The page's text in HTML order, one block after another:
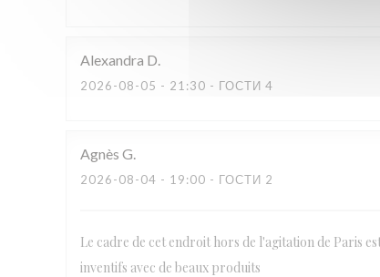
Alexandra D
2026-08-05 - 21:30 - ГОСТИ 4
Agnès G
2026-08-04 - 19:00 - ГОСТИ 2
Le cadre de cet endroit hors de l'agitation de Paris
inventifs avec de beaux produits